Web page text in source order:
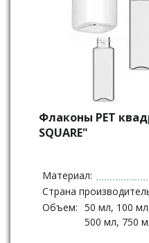
Флаконы PET
SQUARE"
Материал:
Страна
Объем: 50 мл, 100
500 мл, 750